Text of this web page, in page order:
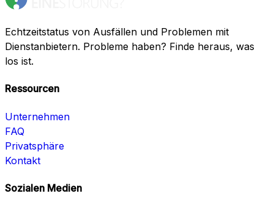
Echtzeitstatus von Ausfällen und Problemen mit
Dienstanbietern. Probleme haben? Finde heraus, was
los ist.
Ressourcen
Unternehmen
FAQ
Privatsphäre
Kontakt
Sozialen Medien